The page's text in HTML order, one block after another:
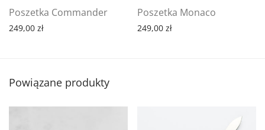
Poszetka Commander
249,00 zł
Poszetka Monaco
249,00 zł
Powiązane produkty